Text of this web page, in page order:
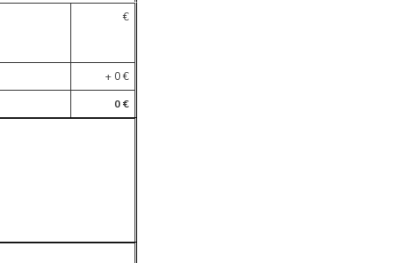
€
+ 0 €
0 €